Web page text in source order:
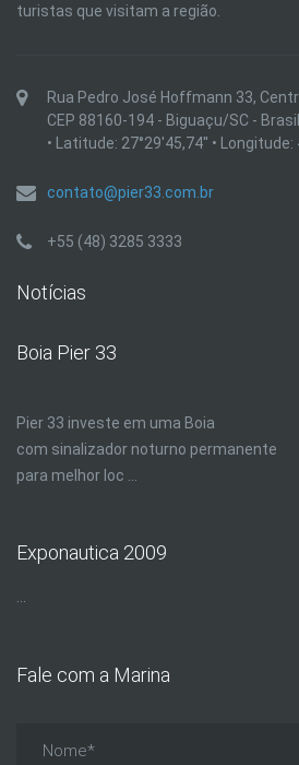
turistas que visitam a região.
Rua Pedro José Hoffmann 33,
CEP 88160-194 - Biguaçu/SC - Brasil
• Latitude: 27°29'45,74'' • Longitude:
contato@pier33.com.br
+55 (48) 3285 3333
Notícias
Boia Pier 33
Pier 33 investe em uma Boia
com sinalizador noturno permanente
para melhor loc ...
Exponautica 2009
Fale com a Marina